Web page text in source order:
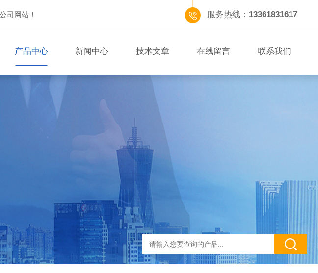
司网站！ 服务热线： 13361831617
产品中心 新闻中心 技术文章 在线留言 联系我们